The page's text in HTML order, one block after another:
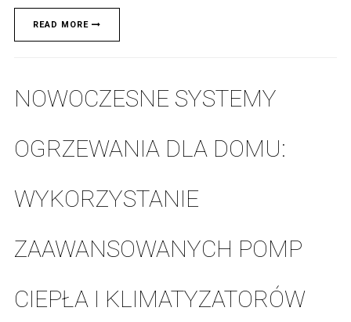
READ MORE
NOWOCZESNE SYSTEMY
OGRZEWANIA DLA DOMU:
WYKORZYSTANIE
ZAAWANSOWANYCH POMP
CIEPŁA I KLIMATYZATORÓW